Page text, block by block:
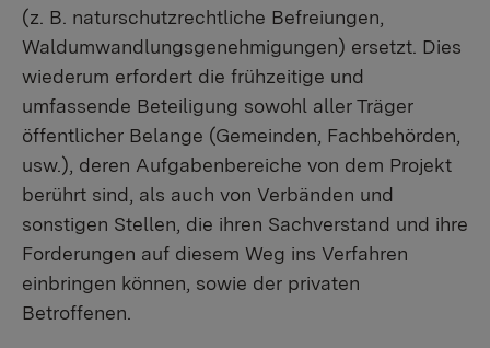
(z. B. naturschutzrechtliche Befreiungen,
Waldumwandlungsgenehmigungen) ersetzt. Dies
wiederum erfordert die frühzeitige und
umfassende Beteiligung sowohl aller Träger
öffentlicher Belange (Gemeinden, Fachbehörden,
usw.), deren Aufgabenbereiche von dem Projekt
berührt sind, als auch von Verbänden und
sonstigen Stellen, die ihren Sachverstand und ihre
Forderungen auf diesem Weg ins Verfahren
einbringen können, sowie der privaten
Betroffenen.